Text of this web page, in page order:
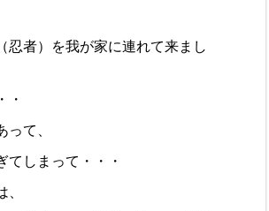
忍者）を我が家に連れて来まし
・
って、
てしまって・・・
、